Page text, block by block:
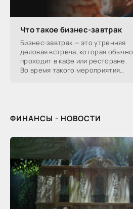
Что такое бизнес-завтрак
Бизнес-завтрак — это утренняя
деловая встреча, которая обычно
проходит в кафе или ресторане.
Во время такого мероприятия
ФИНАНСЫ - НОВОСТИ